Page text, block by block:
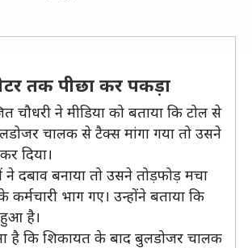
तक पीछा कर पकड़ा
चौधरी ने मीडिया को बताया कि टोल से
चालक से टैक्स मांगा गया तो उसने
दिया।
ने दबाव बनाया तो उसने तोड़फोड़ मचा
भाग गए। उन्होंने बताया कि
है।
है कि शिकायत के बाद बुलडोजर चालक